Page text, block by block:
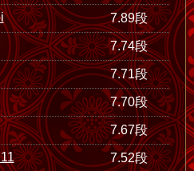
7.89段
7.74段
7.71段
7.70段
7.67段
7.52段